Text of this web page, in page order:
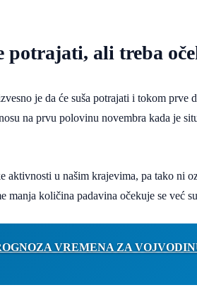
potrajati, ali treba
je da će suša potrajati i tokom prve
na prvu polovinu novembra kada je
aktivnosti u našim krajevima, pa tako ni
manja količina padavina očekuje se već
VREMENA ZA